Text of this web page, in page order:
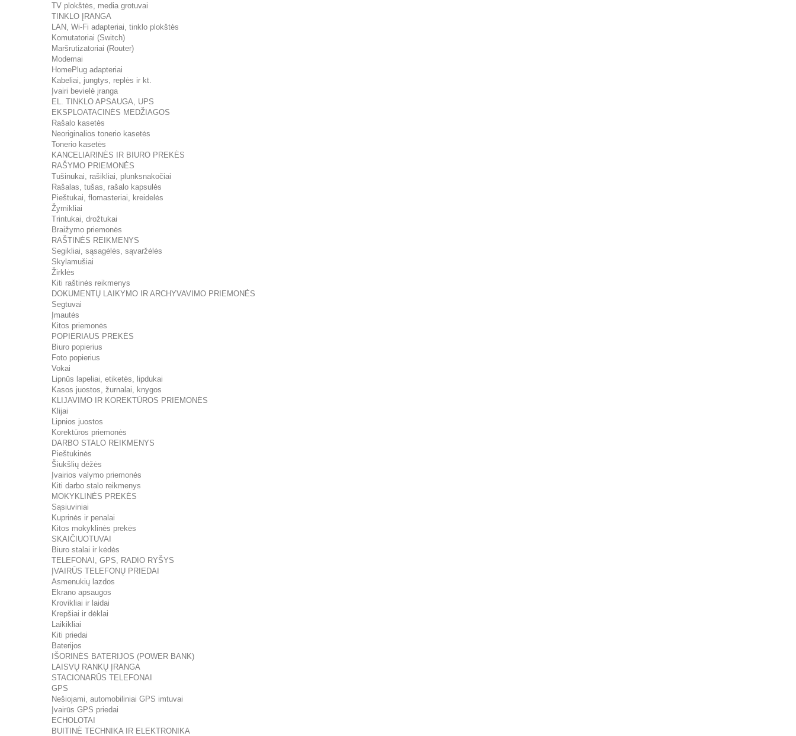
TV plokštės, media grotuvai
TINKLO ĮRANGA
LAN, Wi-Fi adapteriai, tinklo plokštės
Komutatoriai (Switch)
Maršrutizatoriai (Router)
Modemai
HomePlug adapteriai
Kabeliai, jungtys, replės ir kt.
Įvairi bevielė įranga
EL. TINKLO APSAUGA, UPS
EKSPLOATACINĖS MEDŽIAGOS
Rašalo kasetės
Neoriginalios tonerio kasetės
Tonerio kasetės
KANCELIARINĖS IR BIURO PREKĖS
RAŠYMO PRIEMONĖS
Tušinukai, rašikliai, plunksnakočiai
Rašalas, tušas, rašalo kapsulės
Pieštukai, flomasteriai, kreidelės
Žymikliai
Trintukai, drožtukai
Braižymo priemonės
RAŠTINĖS REIKMENYS
Segikliai, sąsagėlės, sąvaržėlės
Skylamušiai
Žirklės
Kiti raštinės reikmenys
DOKUMENTŲ LAIKYMO IR ARCHYVAVIMO PRIEMONĖS
Segtuvai
Įmautės
Kitos priemonės
POPIERIAUS PREKĖS
Biuro popierius
Foto popierius
Vokai
Lipnūs lapeliai, etiketės, lipdukai
Kasos juostos, žurnalai, knygos
KLIJAVIMO IR KOREKTŪROS PRIEMONĖS
Klijai
Lipnios juostos
Korektūros priemonės
DARBO STALO REIKMENYS
Pieštukinės
Šiukšlių dėžės
Įvairios valymo priemonės
Kiti darbo stalo reikmenys
MOKYKLINĖS PREKĖS
Sąsiuviniai
Kuprinės ir penalai
Kitos mokyklinės prekės
SKAIČIUOTUVAI
Biuro stalai ir kėdės
TELEFONAI, GPS, RADIO RYŠYS
ĮVAIRŪS TELEFONŲ PRIEDAI
Asmenukių lazdos
Ekrano apsaugos
Krovikliai ir laidai
Krepšiai ir dėklai
Laikikliai
Kiti priedai
Baterijos
IŠORINĖS BATERIJOS (POWER BANK)
LAISVŲ RANKŲ ĮRANGA
STACIONARŪS TELEFONAI
GPS
Nešiojami, automobiliniai GPS imtuvai
Įvairūs GPS priedai
ECHOLOTAI
BUITINĖ TECHNIKA IR ELEKTRONIKA